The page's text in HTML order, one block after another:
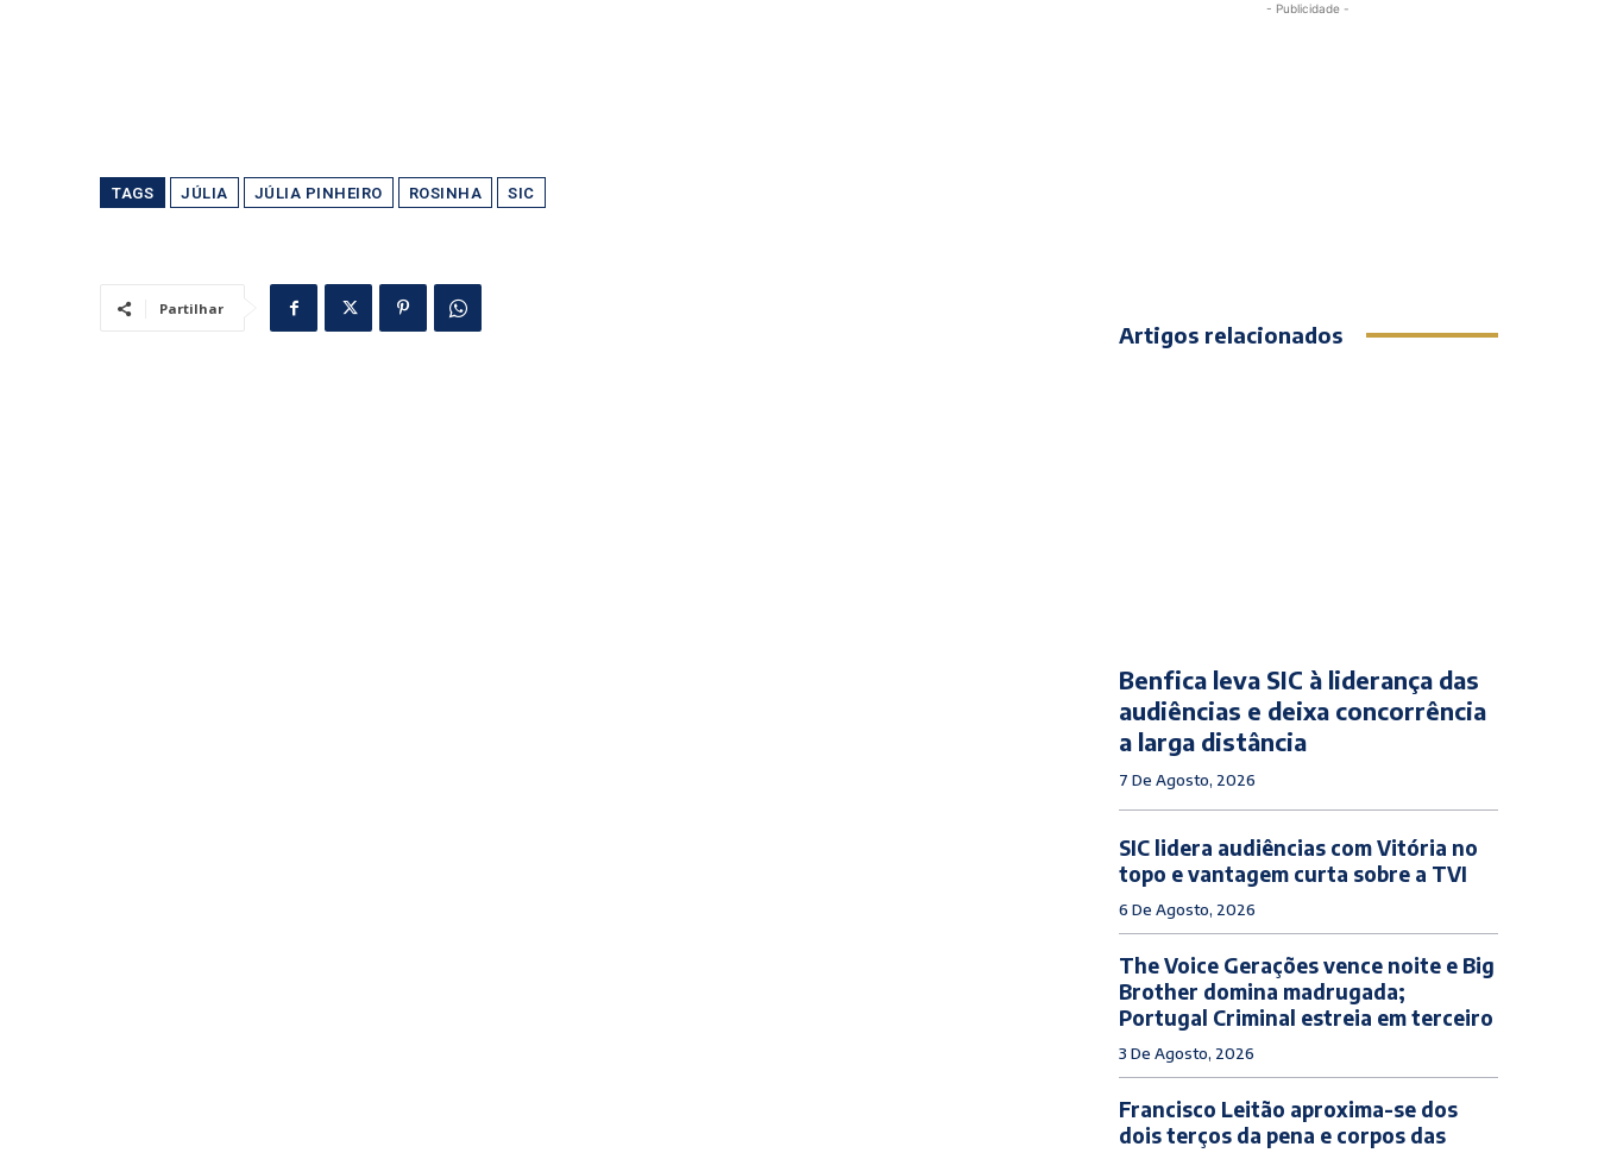
TAGS JÚLIA JÚLIA PINHEIRO ROSINHA SIC
Partilhar
- Publicidade -
Artigos relacionados
Benfica leva SIC à liderança das
audiências e deixa concorrência
a larga distância
7 De Agosto, 2026
SIC lidera audiências com Vitória no
topo e vantagem curta sobre a TVI
6 De Agosto, 2026
The Voice Gerações vence noite e Big
Brother domina madrugada;
Portugal Criminal estreia em terceiro
3 De Agosto, 2026
Francisco Leitão aproxima-se dos
dois terços da pena e corpos das